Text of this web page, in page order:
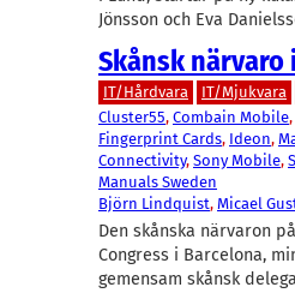
Jönsson och Eva
Skånsk närvaro
IT/Hårdvara IT/Mjukvara
Cluster55, Combain Mobile,
Fingerprint Cards, Ideon,
Connectivity, Sony Mobile,
Manuals Sweden
Björn Lindquist, Micael
Den skånska närvaron
Congress i Barcelona,
gemensam skånsk